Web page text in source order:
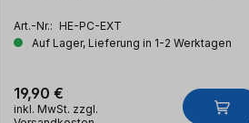
Art.-Nr.: HE-PC-EXT
Auf Lager, Lieferung in 1-2 Werktagen
19,90 €
inkl. MwSt. zzgl.